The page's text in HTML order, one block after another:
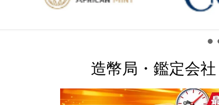
造幣局・鑑定会